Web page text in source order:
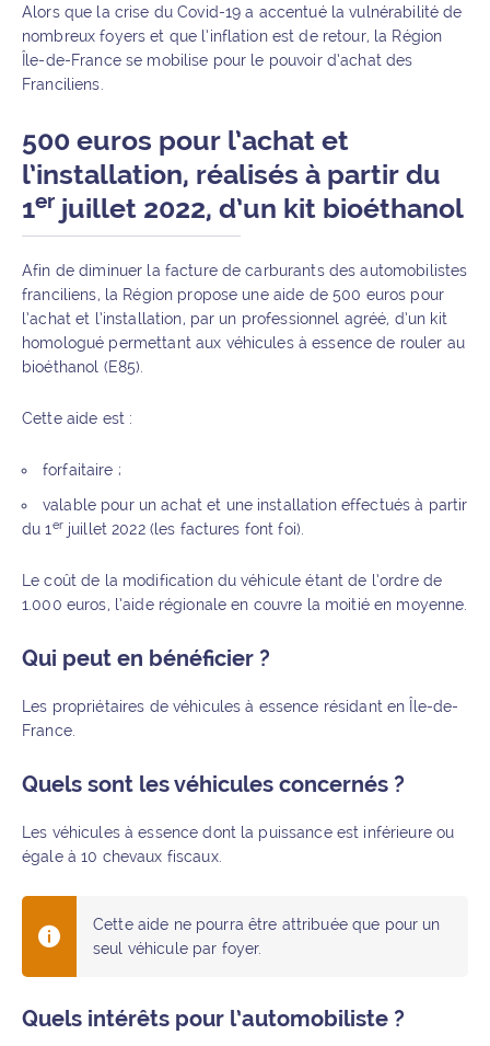
Alors que la crise du Covid-19 a accentué la vulnérabilité de
nombreux foyers et que l’inflation est de retour, la Région
Île-de-France se mobilise pour le pouvoir d’achat des
Franciliens.
500 euros pour l’achat et
l’installation, réalisés à partir du
1er juillet 2022, d’un kit bioéthanol
Afin de diminuer la facture de carburants des automobilistes
franciliens, la Région propose une aide de 500 euros pour
l’achat et l’installation, par un professionnel agréé, d’un kit
homologué permettant aux véhicules à essence de rouler au
bioéthanol (E85).
Cette aide est :
forfaitaire ;
valable pour un achat et une installation effectués à partir
du 1 erjuillet 2022 (les factures font foi).
Le coût de la modification du véhicule étant de l’ordre de
1.000 euros, l’aide régionale en couvre la moitié en moyenne.
Qui peut en bénéficier ?
Les propriétaires de véhicules à essence résidant en Île-de-
France.
Quels sont les véhicules concernés ?
Les véhicules à essence dont la puissance est inférieure ou
égale à 10 chevaux fiscaux.
Cette aide ne pourra être attribuée que pour un
seul véhicule par foyer.
Quels intérêts pour l’automobiliste ?